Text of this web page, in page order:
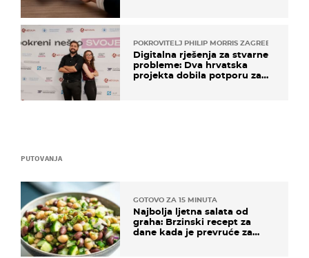
PUTOVANJA
GOTOVO ZA 15 MINUTA
Najbolja ljetna salata od
graha: Brzinski recept za
dane kada je prevruće za
POKROVITELJ PHILIP MORRIS ZAGREB
Digitalna rješenja za stvarne
probleme: Dva hrvatska
projekta dobila potporu za